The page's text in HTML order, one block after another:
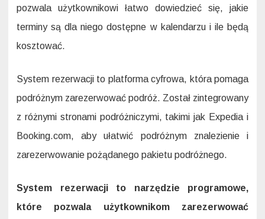
pozwala użytkownikowi łatwo dowiedzieć się, jakie
terminy są dla niego dostępne w kalendarzu i ile będą
kosztować.
System rezerwacji to platforma cyfrowa, która pomaga
podróżnym zarezerwować podróż. Został zintegrowany
z różnymi stronami podróżniczymi, takimi jak Expedia i
Booking.com, aby ułatwić podróżnym znalezienie i
zarezerwowanie pożądanego pakietu podróżnego.
System rezerwacji to narzędzie programowe,
które pozwala użytkownikom zarezerwować